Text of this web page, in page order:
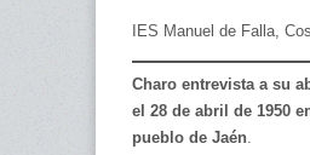
IES Manuel de Falla,
Charo entrevista a su
el 28 de abril de 1950
pueblo de Jaén